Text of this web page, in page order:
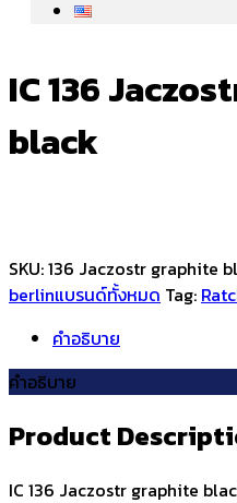
IC 136
black
SKU:136 Jaczostr graphite
berlinแบรนด์ทั้งหมด Tag:
คำอธิบาย
คำอธิบาย
Product
IC 136 Jaczostr graphite